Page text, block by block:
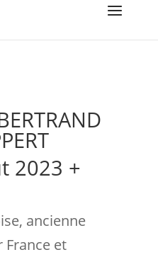
2023 +
ancienne
France et